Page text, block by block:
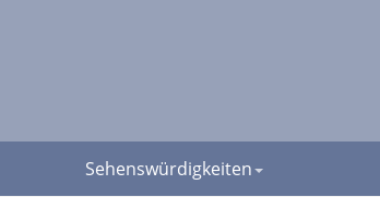
Sehenswürdigkeiten